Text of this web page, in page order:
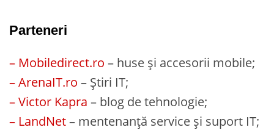
Parteneri
– Mobiledirect.ro – huse și accesorii mobile;
– ArenaIT.ro – Știri IT;
– Victor Kapra – blog de tehnologie;
– LandNet– mentenanță service și suport IT;